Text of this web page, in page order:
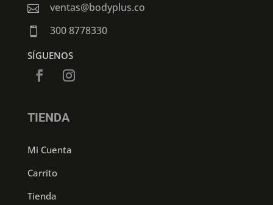
 ventas@bodyplus.co
 300 8778330
SÍGUENOS
TIENDA
Mi Cuenta
Carrito
Tienda